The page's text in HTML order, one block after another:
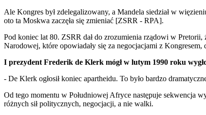
Ale Kongres był zdelegalizowany, a Mandela siedział w
oto ta Moskwa zaczęła się zmieniać [ZSRR - RPA].
Pod koniec lat 80. ZSRR dał do zrozumienia rządowi w Pretorii,
Narodowej, które opowiadały się za negocjacjami z Kongresem,
I prezydent Frederik de Klerk mógł w lutym 1990 roku
- De Klerk ogłosił koniec apartheidu. To było bardzo
Od tego momentu w Południowej Afryce następuje sekwencja
różnych sił politycznych, negocjacji, a nie walki.